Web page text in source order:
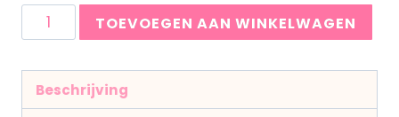
TOEVOEGEN AAN WINKELWAGEN
Beschrijving